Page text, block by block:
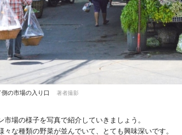
の市場の入り口 著者撮影
市場の様子を写真で紹介していきましょう。
々な種類の野菜が並んでいて、とても興味深いです。